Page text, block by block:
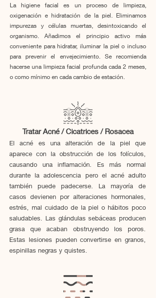
La higiene facial es un proceso de limpieza,
oxigenación e hidratación de la piel. Eliminamos
impurezas y células muertas, desintoxicando el
organismo. Añadimos el principio activo más
conveniente para hidratar, iluminar la piel o incluso
para prevenir el envejecimiento. Se recomienda
hacerse una limpieza facial profunda cada 2 meses,
o como mínimo en cada cambio de estación.
Tratar Acné / Cicatrices / Rosacea
El acné es una alteración de la piel que
aparece con la obstrucción de
los folículos,
causando una inflamación. Es más normal
durante la adolescencia pero el acné adulto
también puede padecerse. La mayoría de
casos devienen por alteraciones hormonales,
estrés, mal cuidado de la piel o hábitos poco
saludables. Las glándulas sebáceas producen
grasa que acaban obstruyendo los poros.
Estas lesiones pueden convertirse en granos,
espinillas negras y quistes.